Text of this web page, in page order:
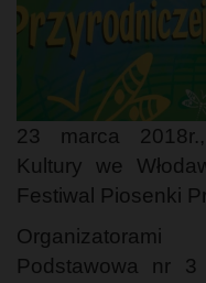
23 marca
Kultury we
Festiwal Piosenki
Podstawowa nr